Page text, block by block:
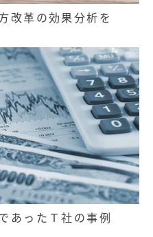
改革の効果分析を
あったＴ社の事例